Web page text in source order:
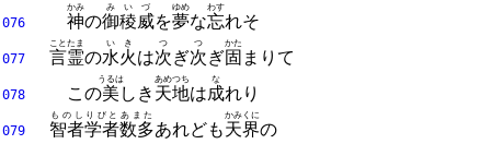
076 神
かみ
の御稜威
みいづ
を夢
ゆめ
な忘
わす
れそ
077 言霊
ことたま
の水火
いき
は次
つ
ぎ次
つ
ぎ固
かた
まりて
078 この美
うるは
しき 天地
あめつち
は成
な
れり
079 智者学者
ものしりびと
数多
あまた
あれども天界
かみくに
の